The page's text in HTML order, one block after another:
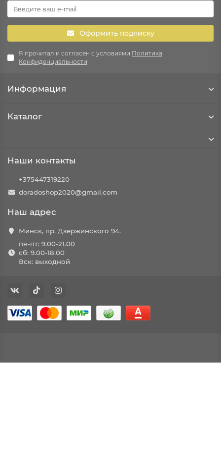
Оформить подписку
Я прочитал и согласен с условиями Политика
Конфиденциальности
Информация
Каталог
Наши контакты
+375447319220
doradoshop2020@gmail.com
Наш адрес
Минск, пр. Дзержинского 94.
пн-пт: 9.00-21.00
сб: 9.00-18.00
Вск: выходной